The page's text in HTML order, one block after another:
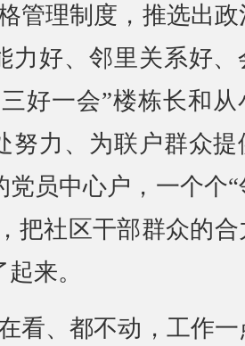
管理制度，推选出
力好、邻里关系好、
好一会”楼栋长和从
努力、为联户群众提
党员中心户，一个个
把社区干部群众的
来。
看、都不动，工作一